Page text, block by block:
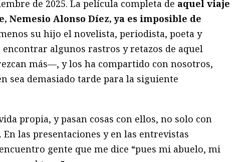
de 2025. La película completa de aquel viaje
Nemesio Alonso Díez, ya es imposible de
su hijo el novelista, periodista, poeta y
algunos rastros y retazos de aquel
más—, y los ha compartido con nosotros,
sea demasiado tarde para la siguiente
propia, y pasan cosas con ellos, no solo con
En las presentaciones y en las entrevistas
gente que me dice “pues mi abuelo, mi